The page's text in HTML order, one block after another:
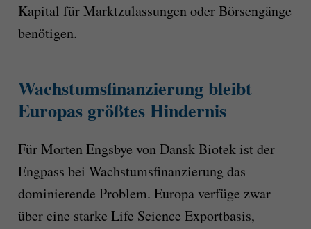
Kapital für Marktzulassungen oder Börsengänge
benötigen.
Wachstumsfinanzierung bleibt
Europas größtes Hindernis
Für Morten Engsbye von Dansk Biotek ist der
Engpass bei Wachstumsfinanzierung das
dominierende Problem. Europa verfüge zwar
über eine starke Life Science Exportbasis,